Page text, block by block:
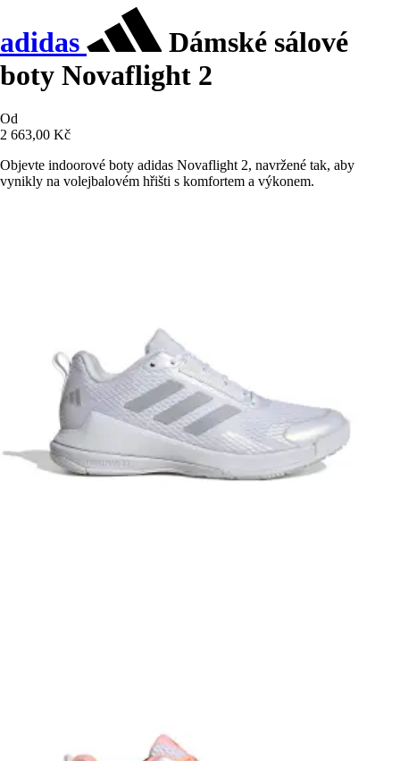
adidas
Dámské sálové
boty Novaflight 2
Od
2 663,00 Kč
Objevte indoorové boty adidas Novaflight 2, navržené tak, aby
vynikly na volejbalovém hřišti s komfortem a výkonem.